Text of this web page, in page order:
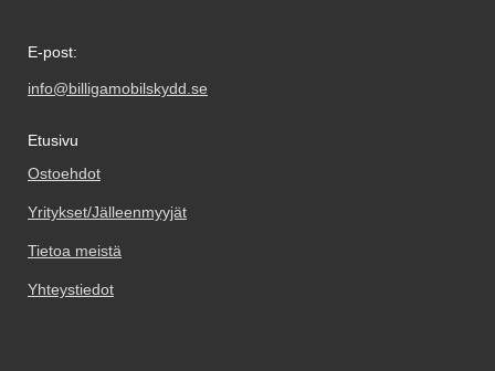
E-post:
info@billigamobilskydd.se
Etusivu
Ostoehdot
Yritykset/Jälleenmyyjät
Tietoa meistä
Yhteystiedot